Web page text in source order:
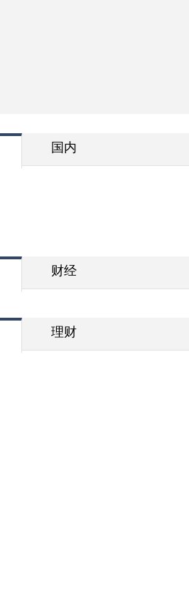
国内
财经
理财